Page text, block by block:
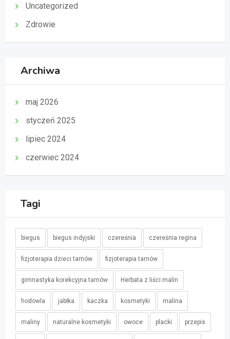
Uncategorized
Zdrowie
Archiwa
maj 2026
styczeń 2025
lipiec 2024
czerwiec 2024
Tagi
biegus biegus indyjski czereśnia czereśnia regina
fizjoterapia dzieci tarnów fizjoterapia tarnów
gimnastyka korekcyjna tarnów Herbata z liści malin
hodowla jabłka kaczka kosmetyki malina
maliny naturalne kosmetyki owoce placki przepis